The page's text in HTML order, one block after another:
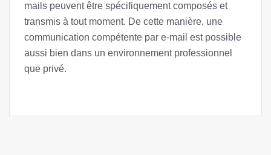
mails peuvent être spécifiquement composés et
transmis à tout moment. De cette manière, une
communication compétente par e-mail est possible
aussi bien dans un environnement professionnel
que privé.